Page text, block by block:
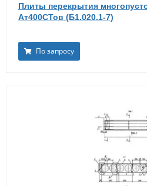
Плиты перекрытия
Ат400СТов (Б1.020.1-7)
По запросу